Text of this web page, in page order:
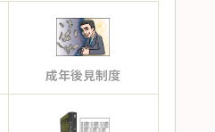
成年後見制度